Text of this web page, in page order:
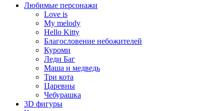
Любимые персонажи
Love is
My melody
Hello Kitty
Благословение небожителей
Куроми
Леди Баг
Маша и медведь
Три кота
Царевны
Чебурашка
3D фигуры